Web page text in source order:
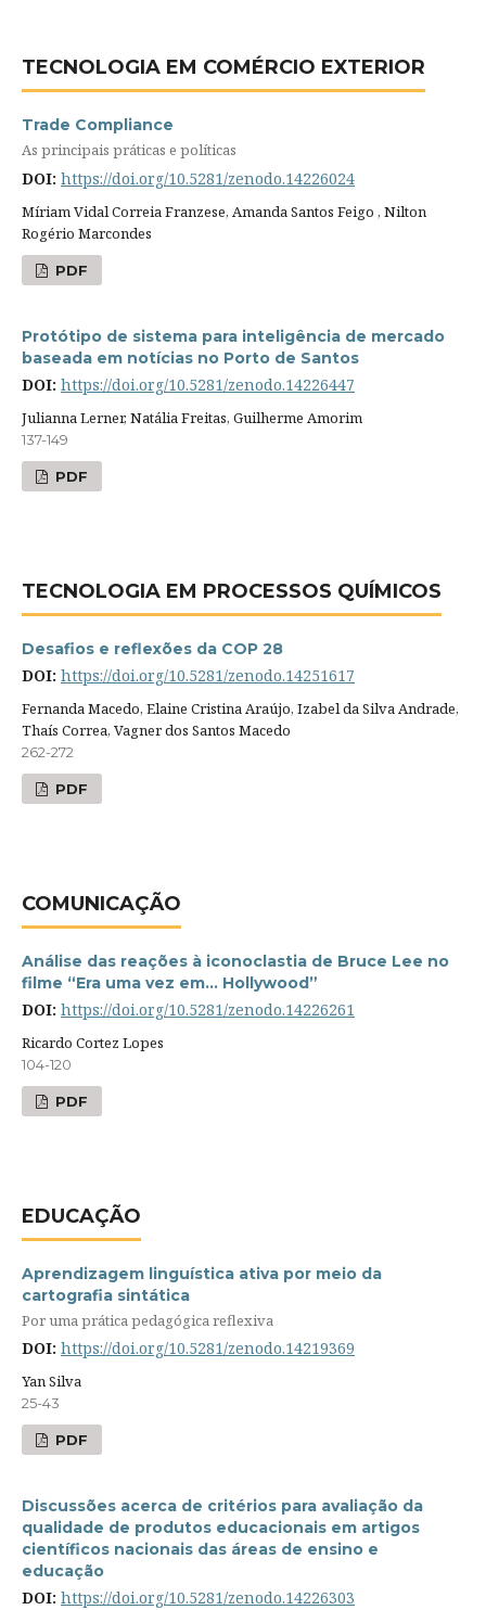
TECNOLOGIA EM COMÉRCIO EXTERIOR
Trade Compliance
As principais práticas e políticas
DOI: https://doi.org/10.5281/zenodo.14226024
Míriam Vidal Correia Franzese, Amanda Santos Feigo , Nilton
Rogério Marcondes
PDF
Protótipo de sistema para inteligência de mercado
baseada em notícias no Porto de Santos
DOI: https://doi.org/10.5281/zenodo.14226447
Julianna Lerner, Natália Freitas, Guilherme Amorim
137-149
PDF
TECNOLOGIA EM PROCESSOS QUÍMICOS
Desafios e reflexões da COP 28
DOI: https://doi.org/10.5281/zenodo.14251617
Fernanda Macedo, Elaine Cristina Araújo, Izabel da Silva Andrade,
Thaís Correa, Vagner dos Santos Macedo
262-272
PDF
COMUNICAÇÃO
Análise das reações à iconoclastia de Bruce Lee no
filme “Era uma vez em… Hollywood”
DOI: https://doi.org/10.5281/zenodo.14226261
Ricardo Cortez Lopes
104-120
PDF
EDUCAÇÃO
Aprendizagem linguística ativa por meio da
cartografia sintática
Por uma prática pedagógica reflexiva
DOI: https://doi.org/10.5281/zenodo.14219369
Yan Silva
25-43
PDF
Discussões acerca de critérios para avaliação da
qualidade de produtos educacionais em artigos
científicos nacionais das áreas de ensino e
educação
DOI: https://doi.org/10.5281/zenodo.14226303